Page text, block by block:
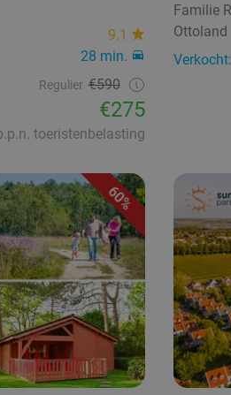
9.1
28 min.
Regulier €590
€275
toeristenbelasting
Familie
Ottoland
60%